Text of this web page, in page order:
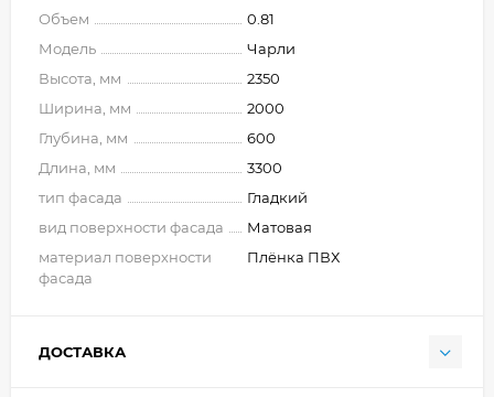
Объем
0.81
Модель
Чарли
Высота, мм
2350
Ширина, мм
2000
Глубина, мм
600
Длина, мм
3300
тип фасада
Гладкий
вид поверхности фасада
Матовая
материал поверхности
фасада
Плёнка ПВХ
ДОСТАВКА